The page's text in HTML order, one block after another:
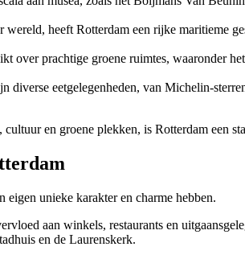
wereld, heeft Rotterdam een rijke maritieme
over prachtige groene ruimtes, waaronder
diverse eetgelegenheden, van Michelin-
en groene plekken, is Rotterdam een
unieke karakter en charme hebben.
aan winkels, restaurants en
en de Laurenskerk.